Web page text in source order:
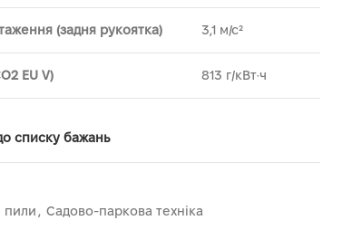
(задня рукоятка) 3,1 м/с²
EU V) 813 г/кВт·ч
списку бажань
пили , Садово-паркова техніка